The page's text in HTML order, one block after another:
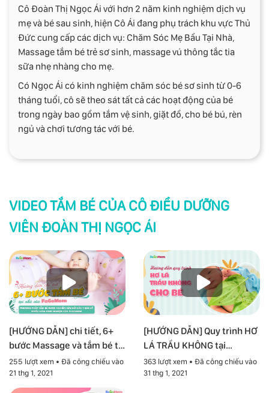
Cô Đoàn Thị Ngọc Ái với hơn 2 năm kinh nghiệm dịch vụ
mẹ và bé sau sinh, hiện Cô Ái đang phụ trách khu vực Thủ
Đức cung cấp các dịch vụ: Chăm Sóc Mẹ Bầu Tại Nhà,
Massage tắm bé trẻ sơ sinh, massage vú thông tắc tia
sữa nhẹ nhàng cho mẹ.
Có Ngọc Ái có kinh nghiệm chăm sóc bé sơ sinh từ 0-6
tháng tuổi, cô sẽ theo sát tất cả các hoạt động của bé
trong ngày bao gồm tắm vệ sinh, giặt đồ, cho bé bú, rèn
ngủ và chơi tương tác với bé.
VIDEO TẮM BÉ CỦA CÔ ĐIỀU DƯỠNG
VIÊN ĐOÀN THỊ NGỌC ÁI
[HƯỚNG DẪN] chi tiết, 6+
bước Massage và tắm bé tại
nhà
255 lượt xem • Đã công chiếu vào
21 thg 1, 2021
[HƯỚNG DẪN] Quy trình HƠ
LÁ TRẦU KHÔNG tại
FAGOMOM
363 lượt xem • Đã công chiếu vào
31 thg 1, 2021